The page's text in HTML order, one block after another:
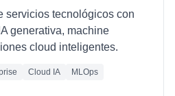
servicios tecnológicos con
generativa, machine
cloud inteligentes.
Cloud IA MLOps